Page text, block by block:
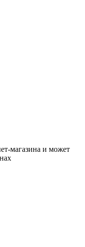
магазина и может